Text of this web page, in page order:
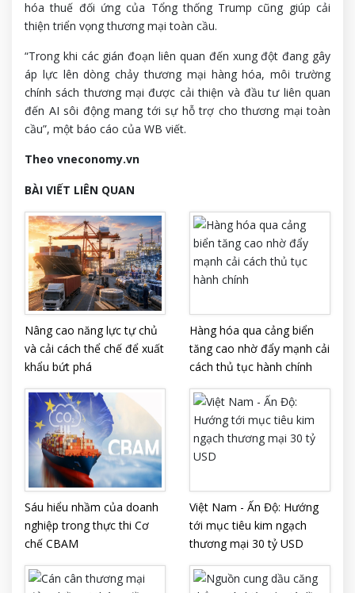
hóa thuế đối ứng của Tổng thống Trump cũng giúp cải
thiện triển vọng thương mại toàn cầu.
“Trong khi các gián đoạn liên quan đến xung đột đang gây
áp lực lên dòng chảy thương mại hàng hóa, môi trường
chính sách thương mại được cải thiện và đầu tư liên quan
đến AI sôi động mang tới sự hỗ trợ cho thương mại toàn
cầu”, một báo cáo của WB viết.
Theo vneconomy.vn
BÀI VIẾT LIÊN QUAN
Nâng cao năng lực tự chủ
và cải cách thể chế để xuất
khẩu bứt phá
Hàng hóa qua cảng biển
tăng cao nhờ đẩy mạnh cải
cách thủ tục hành chính
Sáu hiểu nhầm của doanh
nghiệp trong thực thi Cơ
chế CBAM
Việt Nam - Ấn Độ: Hướng
tới mục tiêu kim ngạch
thương mại 30 tỷ USD